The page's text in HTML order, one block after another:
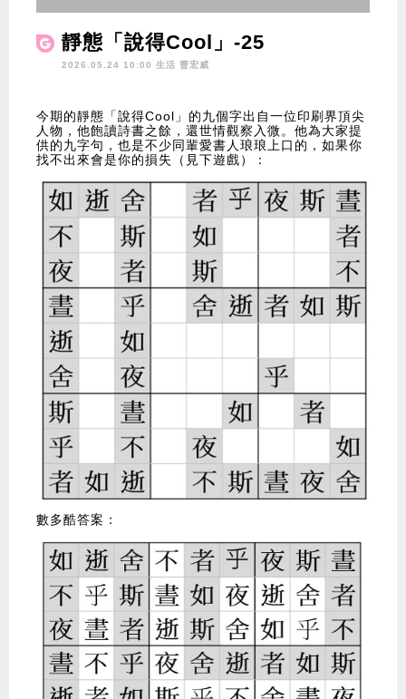
靜態「說得Cool」-25
2026.05.24 10:00 生活 曹宏威
今期的靜態「說得Cool」的九個字出自一位印刷界頂尖
人物，他飽讀詩書之餘，還世情觀察入微。他為大家提
供的九字句，也是不少同輩愛書人琅琅上口的，如果你
找不出來會是你的損失（見下遊戲）：
數多酷答案：